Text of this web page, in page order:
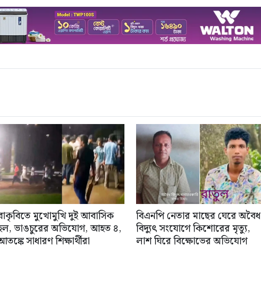
মুখোমুখি দুই আবাসিক
ভাঙচুরের অভিযোগ, আহত ৪,
সাধারণ শিক্ষার্থীরা
বিএনপি নেতার মাছের ঘেরে অবৈধ
বিদ্যুৎ সংযোগে কিশোরের মৃত্যু,
লাশ ঘিরে বিক্ষোভের অভিযোগ